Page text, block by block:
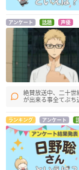
アンケート 話題 声優
絶賛放送中、二十世
が出来る事全てぶ
ランキング アンケート